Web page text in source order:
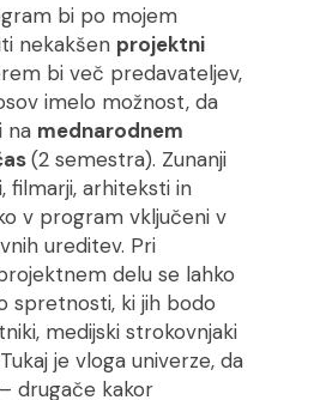
bi po mojem
nekakšen projektni
bi več predavateljev,
imelo možnost, da
na mednarodnem
(2 semestra). Zunanji
filmarji, arhiteksti in
v program vključeni v
ureditev. Pri
delu se lahko
spretnosti, ki jih bodo
medijski strokovnjaki
je vloga univerze, da
drugače kakor